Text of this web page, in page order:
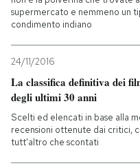
supermercato e nemmeno un
condimento indiano
24/11/2016
La classifica definitiva dei
degli ultimi 30 anni
Scelti ed elencati in base alla
recensioni ottenute dai critici,
tutt'altro che scontati